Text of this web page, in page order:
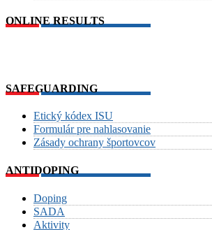
ONLINE RESULTS
SAFEGUARDING
Etický kódex ISU
Formulár pre nahlasovanie
Zásady ochrany športovcov
ANTIDOPING
Doping
SADA
Aktivity